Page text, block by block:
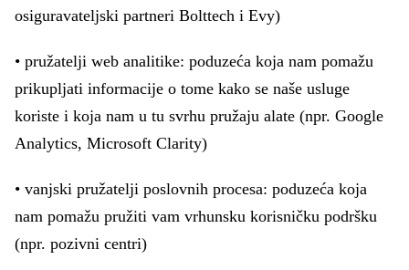
osiguravateljski partneri Bolttech i Evy)
• pružatelji web analitike: poduzeća koja nam pomažu
prikupljati informacije o tome kako se naše usluge
koriste i koja nam u tu svrhu pružaju alate (npr. Google
Analytics, Microsoft Clarity)
• vanjski pružatelji poslovnih procesa: poduzeća koja
nam pomažu pružiti vam vrhunsku korisničku podršku
(npr. pozivni centri)